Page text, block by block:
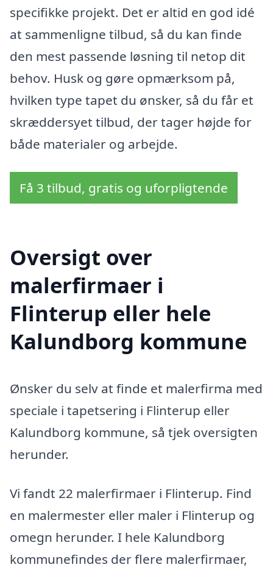
specifikke projekt. Det er altid en god idé
at sammenligne tilbud, så du kan finde
den mest passende løsning til netop dit
behov. Husk og gøre opmærksom på,
hvilken type tapet du ønsker, så du får et
skræddersyet tilbud, der tager højde for
både materialer og arbejde.
Få 3 tilbud, gratis og uforpligtende
Oversigt over
malerfirmaer i
Flinterup eller hele
Kalundborg kommune
Ønsker du selv at finde et malerfirma med
speciale i tapetsering i Flinterup eller
Kalundborg kommune, så tjek oversigten
herunder.
Vi fandt 22 malerfirmaer i Flinterup. Find
en malermester eller maler i Flinterup og
omegn herunder. I hele Kalundborg
kommunefindes der flere malerfirmaer,